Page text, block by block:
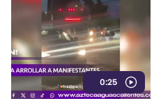
0:25